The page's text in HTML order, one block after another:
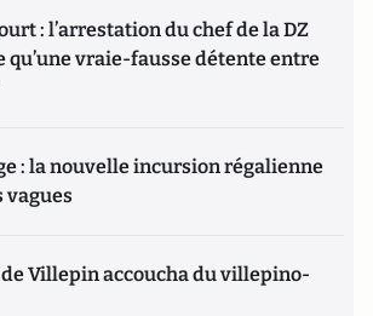
: l’arrestation du chef de la DZ
qu’une vraie-fausse détente entre
: la nouvelle incursion régalienne
vagues
Villepin accoucha du villepino-